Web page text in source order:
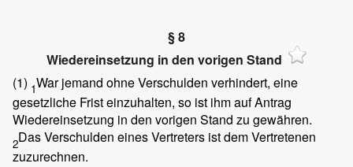
§ 8
Wiedereinsetzung in den vorigen Stand
(1) 1War jemand ohne Verschulden verhindert, eine
gesetzliche Frist einzuhalten, so ist ihm auf Antrag
Wiedereinsetzung in den vorigen Stand zu gewähren.
2Das Verschulden eines Vertreters ist dem Vertretenen
zuzurechnen.